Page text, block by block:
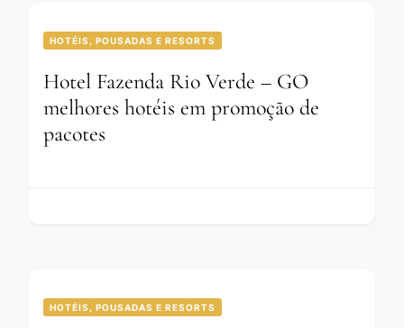
HOTÉIS, POUSADAS E RESORTS
Hotel Fazenda Rio Verde – GO
melhores hotéis em promoção de
pacotes
HOTÉIS, POUSADAS E RESORTS